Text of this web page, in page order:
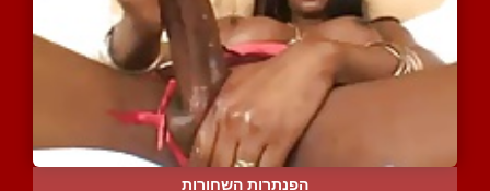
הפנתרות השחורות